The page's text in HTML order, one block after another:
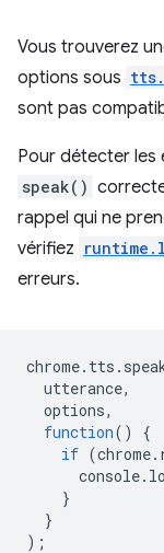
Vous trouverez
options sous
sont pas
Pour détecter les
speak()
rappel qui ne
vérifiez
erreurs.
chrome. tts .
utterance,
options,
function()
{
if (chrome.
console.
}
}
);